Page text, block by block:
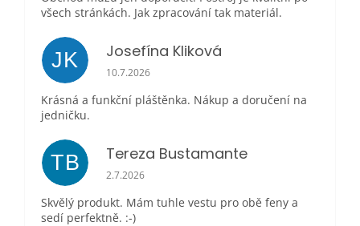
všech stránkách. Jak zpracování tak materiál.
JK Josefína Kliková
Hodnocení obchodu je 5 z 5 hvězdiček.
10.7.2026
Krásná a funkční pláštěnka. Nákup a doručení na
jedničku.
TB Tereza Bustamante
Hodnocení obchodu je 5 z 5 hvězdiček.
2.7.2026
Skvělý produkt. Mám tuhle vestu pro obě feny a
sedí perfektně. :-)